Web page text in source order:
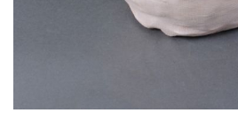
Додати до